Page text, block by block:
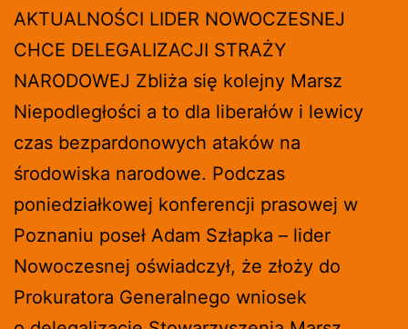
AKTUALNOŚCI LIDER NOWOCZESNEJ
CHCE DELEGALIZACJI STRAŻY
NARODOWEJ Zbliża się kolejny Marsz
Niepodległości a to dla liberałów i lewicy
czas bezpardonowych ataków na
środowiska narodowe. Podczas
poniedziałkowej konferencji prasowej w
Poznaniu poseł Adam Szłapka – lider
Nowoczesnej oświadczył, że złoży do
Prokuratora Generalnego wniosek